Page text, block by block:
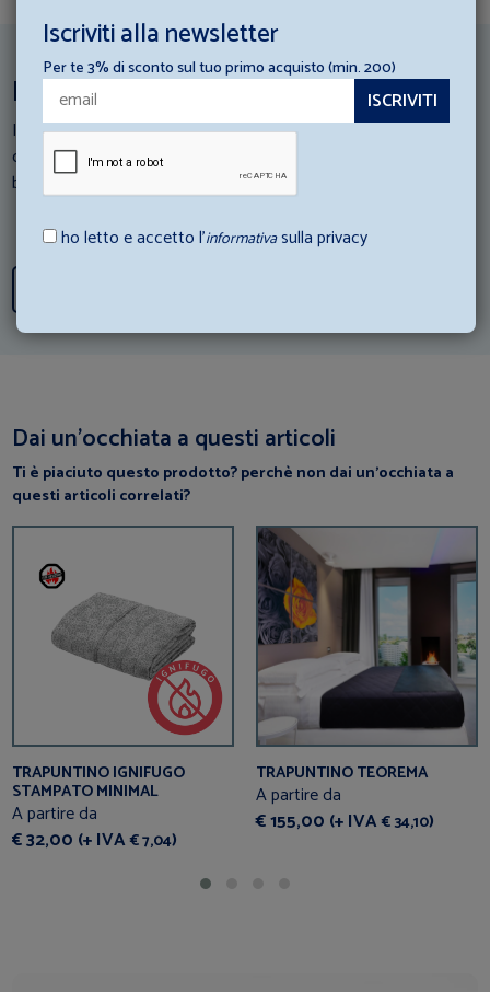
Ispirazioni per la tua struttura ricettiva
I nostri esperti di Hotellerie scendono in campo: Consulta i loro
consigli e scopri come abbinare al meglio gli articoli di
biancheria con la tua struttura ricettiva.
Dai un’occhiata a questi articoli
Ti è piaciuto questo prodotto? perchè non dai un’occhiata a
questi articoli correlati?
TRAPUNTINO IGNIFUGO
STAMPATO MINIMAL
A partire da
€ 32,00 (+ IVA€ 7,04)
TRAPUNTINO TEOREMA
A partire da
€ 155,00 (+ IVA€ 34,10)
Iscriviti alla newsletter
Per te 3% di sconto sul tuo primo acquisto (min. 200)
ho letto e accetto l’informativasulla privacy